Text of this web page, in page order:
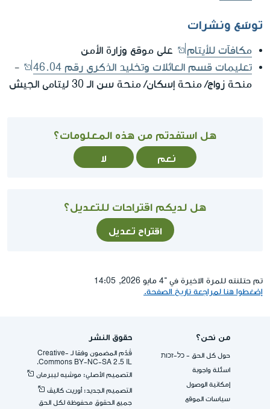
توسّع ونشرات
مكافآت للأيتام
على موقع وزارة الأمن
تعليمات قسم العائلات وتخليد الذكرى رقم 46.04
-
منحة زواج/ منحة إسكان/ منحة سن الـ 30 ليتامى الجيش
هل استفدتم من هذه المعلومات؟
نعم لا
هل لديكم اقتراحات للتعديل؟
اقتراح تعديل
تم حتلنته للمرة الاخيرة في ־4 مايو 2026, 14:05
إضغطوا هنا لمراجعة تاريخ الصفحة.
من نحن؟
حول كل الحق - כל-זכות
اسئلة واجوبة
إمكانية الوصول
سياسات الموقع
حقوق النشر
قُدِّم المضمون وفقا لـ -Creative
Commons BY-NC-SA 2.5 IL.
التصميم الأصلي: موشيه ليبرمان
التصميم الجديد: أوريت كاليڤ
جميع الحقوق محفوظة لكل الحق